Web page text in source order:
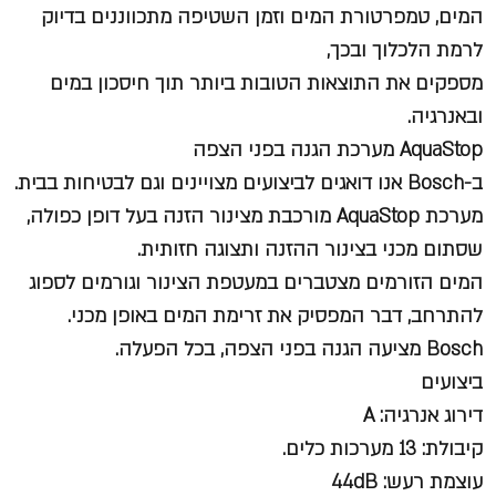
המים, טמפרטורת המים וזמן השטיפה מתכווננים בדיוק
לרמת הלכלוך ובכך,
מספקים את התוצאות הטובות ביותר תוך חיסכון במים
ובאנרגיה.
AquaStop מערכת הגנה בפני הצפה
ב-Bosch אנו דואגים לביצועים מצויינים וגם לבטיחות בבית.
מערכת AquaStop מורכבת מצינור הזנה בעל דופן כפולה,
שסתום מכני בצינור ההזנה ותצוגה חזותית.
המים הזורמים מצטברים במעטפת הצינור וגורמים לספוג
להתרחב, דבר המפסיק את זרימת המים באופן מכני.
Bosch מציעה הגנה בפני הצפה, בכל הפעלה.
ביצועים
דירוג אנרגיה: A
קיבולת: 13 מערכות כלים.
עוצמת רעש: 44dB